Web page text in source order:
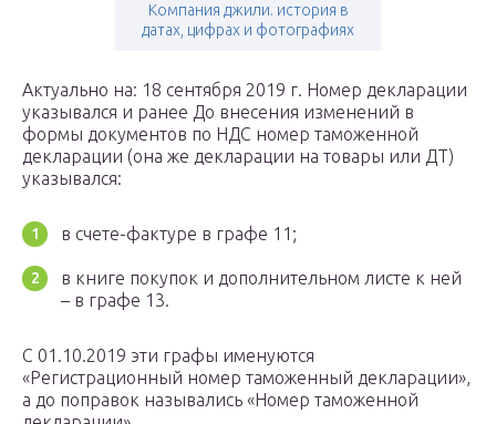
Компания джили. история в
датах, цифрах и фотографиях
Актуально на: 18 сентября 2019 г. Номер декларации
указывался и ранее До внесения изменений в
формы документов по НДС номер таможенной
декларации (она же декларации на товары или ДТ)
указывался:
в счете-фактуре в графе 11;
в книге покупок и дополнительном листе к ней
– в графе 13.
С 01.10.2019 эти графы именуются
«Регистрационный номер таможенный декларации»,
а до поправок назывались «Номер таможенной